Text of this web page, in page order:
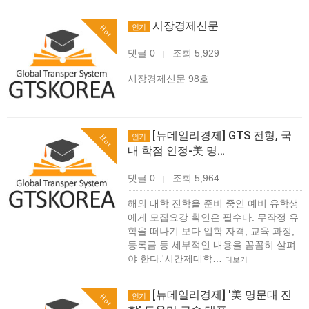
Hot 인기 시장경제신문
댓글 0 | 조회 5,929
시장경제신문 98호
Hot 인기
[뉴데일리경제] GTS 전형, 국
내 학점 인정-美 명…
댓글 0 | 조회 5,964
해외 대학 진학을 준비 중인 예비 유학생
에게 모집요강 확인은 필수다. 무작정 유
학을 떠나기 보다 입학 자격, 교육 과정,
등록금 등 세부적인 내용을 꼼꼼히 살펴
야 한다.'시간제대학…
더보기
Hot 인기
[뉴데일리경제] '美 명문대 진